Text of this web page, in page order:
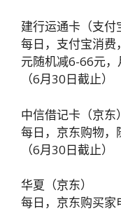
建行运通卡（支付
每日，支付宝消
元随机减6-66元，
（6月30日截止）
中信借记卡（京东）
每日，京东购物
（6月30日截止）
华夏（京东）
每日，京东购买家